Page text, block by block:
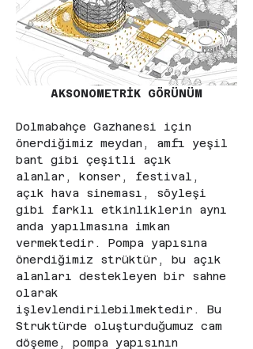
AKSONOMETRİK GÖRÜNÜM
Dolmabahçe Gazhanesi için
önerdiğimiz meydan, amfi yeşil
bant gibi çeşitli açık
alanlar, konser, festival,
açık hava sineması, söyleşi
gibi farklı etkinliklerin aynı
anda yapılmasına imkan
vermektedir. Pompa yapısına
önerdiğimiz strüktür, bu açık
alanları destekleyen bir sahne
olarak
işlevlendirilebilmektedir. Bu
Struktürde oluşturduğumuz cam
döşeme, pompa yapısının